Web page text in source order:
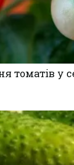
томатів у